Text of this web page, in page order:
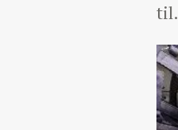
til.